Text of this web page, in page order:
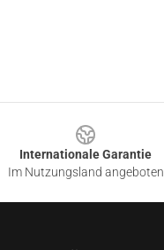
Internationale Garantie
Im Nutzungsland angeboten